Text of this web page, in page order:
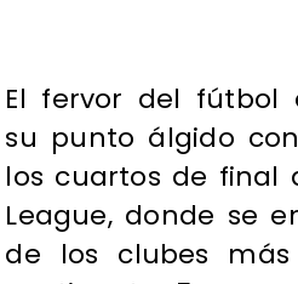
​El fervor del fútbol
su punto álgido
los cuartos de final
League, donde se
de los clubes más